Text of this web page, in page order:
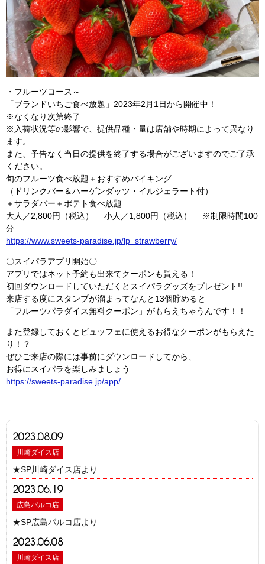
2023.08.09
川崎ダイス店
★SP川崎ダイス店より
2023.06.19
広島パルコ店
★SP広島パルコ店より
2023.06.08
川崎ダイス店
・フルーツコース～
「ブランドいちご食べ放題」2023年2月1日から開催中！
※なくなり次第終了
※入荷状況等の影響で、提供品種・量は店舗や時期によって異なり
ます。
また、予告なく当日の提供を終了する場合がございますのでご了承
ください。
旬のフルーツ食べ放題＋おすすめバイキング
（ドリンクバー＆ハーゲンダッツ・イルジェラート付）
＋サラダバー＋ポテト食べ放題
大人／2,800円（税込） 小人／1,800円（税込） ※制限時間100
分
https://www.sweets-paradise.jp/lp_strawberry/
〇スイパラアプリ開始〇
アプリではネット予約も出来てクーポンも貰える！
初回ダウンロードしていただくとスイパラグッズをプレゼント!!
来店する度にスタンプが溜まってなんと13個貯めると
「フルーツパラダイス無料クーポン」がもらえちゃうんです！！
また登録しておくとビュッフェに使えるお得なクーポンがもらえた
り！？
ぜひご来店の際には事前にダウンロードしてから、
お得にスイパラを楽しみましょう
https://sweets-paradise.jp/app/